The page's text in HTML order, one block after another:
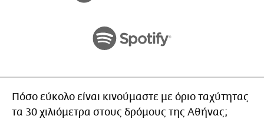
Πόσο εύκολο είναι κινούμαστε με όριο ταχύτητας
τα 30 χιλιόμετρα στους δρόμους της Αθήνας;